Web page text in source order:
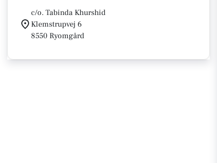
c/o. Tabinda Khurshid
Klemstrupvej 6
8550 Ryomgård